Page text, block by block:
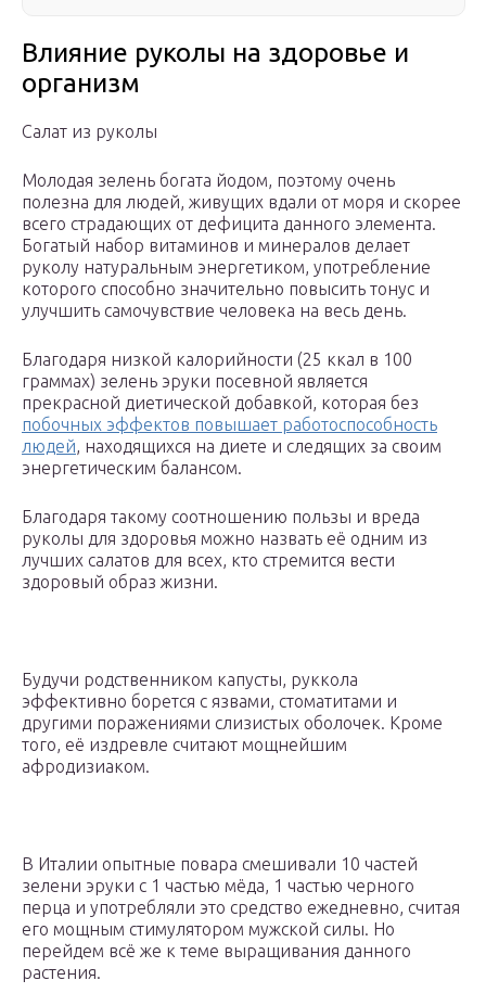
Влияние руколы на здоровье и
организм
Салат из руколы
Молодая зелень богата йодом, поэтому очень
полезна для людей, живущих вдали от моря и скорее
всего страдающих от дефицита данного элемента.
Богатый набор витаминов и минералов делает
руколу натуральным энергетиком, употребление
которого способно значительно повысить тонус и
улучшить самочувствие человека на весь день.
Благодаря низкой калорийности (25 ккал в 100
граммах) зелень эруки посевной является
прекрасной диетической добавкой, которая без
побочных эффектов повышает работоспособность
людей, находящихся на диете и следящих за своим
энергетическим балансом.
Благодаря такому соотношению пользы и вреда
руколы для здоровья можно назвать её одним из
лучших салатов для всех, кто стремится вести
здоровый образ жизни.
Будучи родственником капусты, руккола
эффективно борется с язвами, стоматитами и
другими поражениями слизистых оболочек. Кроме
того, её издревле считают мощнейшим
афродизиаком.
В Италии опытные повара смешивали 10 частей
зелени эруки с 1 частью мёда, 1 частью черного
перца и употребляли это средство ежедневно, считая
его мощным стимулятором мужской силы. Но
перейдем всё же к теме выращивания данного
растения.